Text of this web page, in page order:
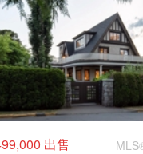
出售